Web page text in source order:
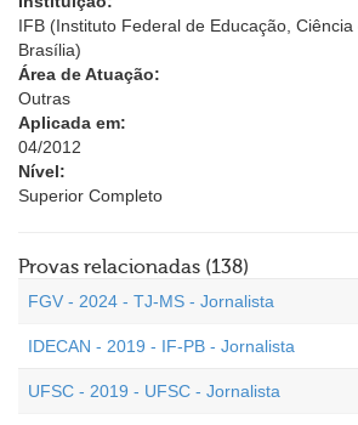
IFB (Instituto Federal de Educação,
Brasília)
Área de Atuação:
Outras
Aplicada em:
04/2012
Nível:
Superior Completo
Provas relacionadas (138)
FGV - 2024 - TJ-MS - Jornalista
IDECAN - 2019 - IF-PB - Jornalista
UFSC - 2019 - UFSC - Jornalista